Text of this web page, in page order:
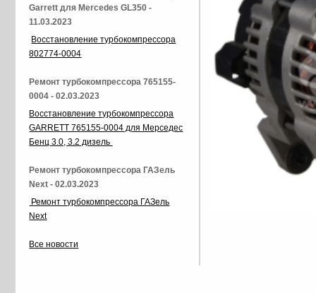
Garrett для Mercedes GL350 -
11.03.2023
Восстановление турбокомпрессора
802774-0004
Ремонт турбокомпрессора 765155-
0004 - 02.03.2023
Восстановление турбокомпрессора
GARRETT 765155-0004 для Мерседес
Бенц 3.0, 3.2 дизель
Ремонт турбокомпрессора ГАЗель
Next - 02.03.2023
Ремонт турбокомпрессора ГАЗель
Next
Все новости